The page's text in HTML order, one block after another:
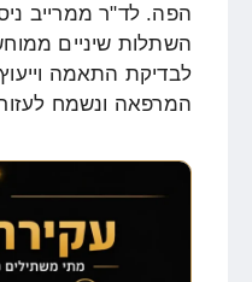
הפה. לד"ר ממרייב
השתלות שיניים
לבדיקת התאמה
המרפאה ונשמח